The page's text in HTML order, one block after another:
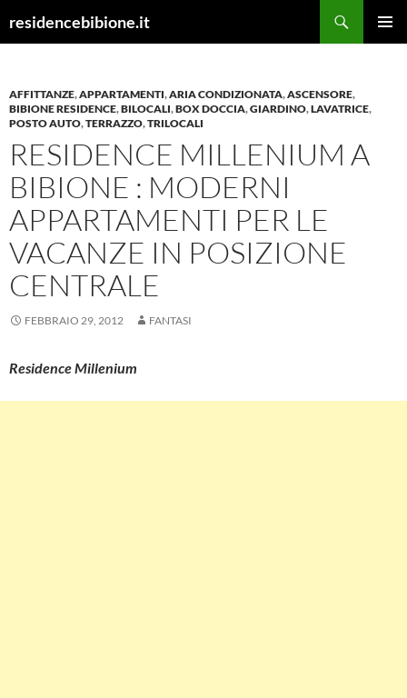
residencebibione.it
AFFITTANZE,APPARTAMENTI,ARIA CONDIZIONATA,ASCENSORE,
BIBIONE RESIDENCE,BILOCALI,BOX DOCCIA,GIARDINO,LAVATRICE,
POSTO AUTO,TERRAZZO,TRILOCALI
RESIDENCE MILLENIUM A
BIBIONE : MODERNI
APPARTAMENTI PER LE
VACANZE IN POSIZIONE
CENTRALE
FEBBRAIO 29, 2012 FANTASI
Residence Millenium